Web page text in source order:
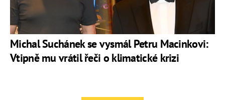
Michal Suchánek se vysmál Petru Macinkovi:
Vtipně mu vrátil řeči o klimatické krizi